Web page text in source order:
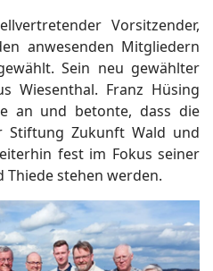
Vorsitzender,
anwesenden Mitgliedern
Sein neu gewählter
Wiesenthal. Franz Hüsing
an und betonte, dass die
Stiftung Zukunft Wald und
fest im Fokus seiner
stehen werden.